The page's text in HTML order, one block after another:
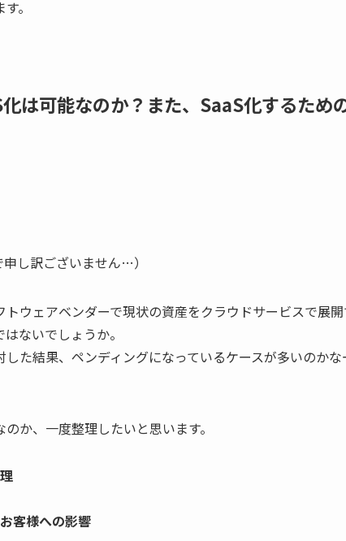
。
は可能なのか？また、SaaS化するため
し訳ございません…）
ウェアベンダーで現状の資産をクラウドサービスで展
ないでしょうか。
た結果、ペンディングになっているケースが多いのか
か、一度整理したいと思います。
客様への影響